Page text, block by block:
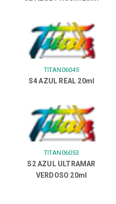
TITAN06045
S4 AZUL REAL 20ml
TITAN06053
S2 AZUL ULTRAMAR
VERDOSO 20ml